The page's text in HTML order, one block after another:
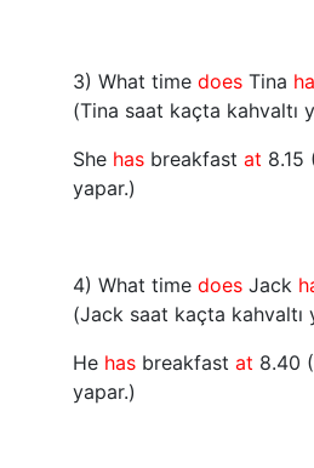
3) What time does Tina
(Tina saat kaçta kahvaltı
She has breakfast at 8.15
yapar.)
4) What time does Jack
(Jack saat kaçta kahvaltı
He has breakfast at 8.40
yapar.)